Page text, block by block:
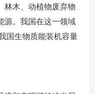
林木、动植物废弃物
源。我国在这一领域
国生物质能装机容量